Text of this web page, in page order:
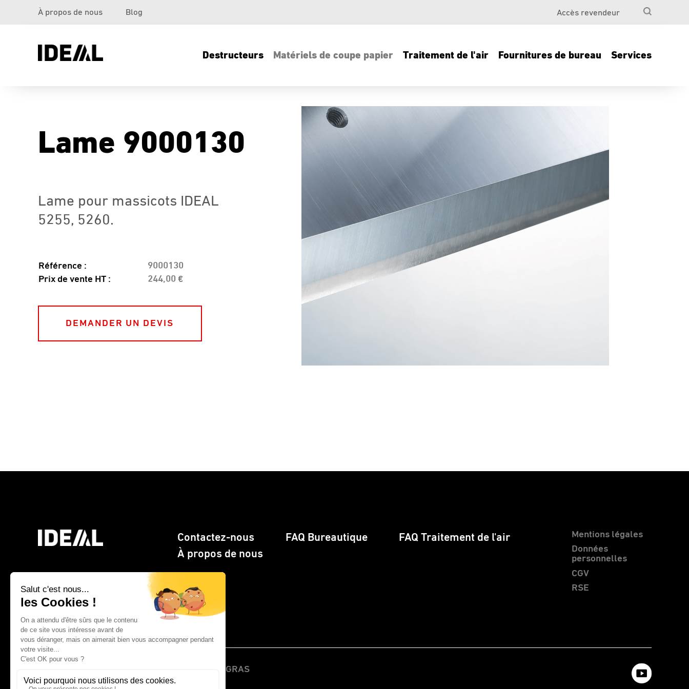
À propos de nous Blog Accès revendeur
Destructeurs Matériels de coupe papier Traitement de l'air Fournitures de bureau Services
Lame 9000130
Lame pour massicots IDEAL
5255, 5260.
Référence :
9000130
Prix de vente HT :
244,00 €
DEMANDER UN DEVIS
EUROMEGRAS
Contactez-nous FAQ Bureautique
FAQ Traitement de l'air
À propos de nous
Mentions légales
Données
personnelles
CGV
RSE
© 2026 IDEAL France | CLEMENTZ - EUROMEGRAS